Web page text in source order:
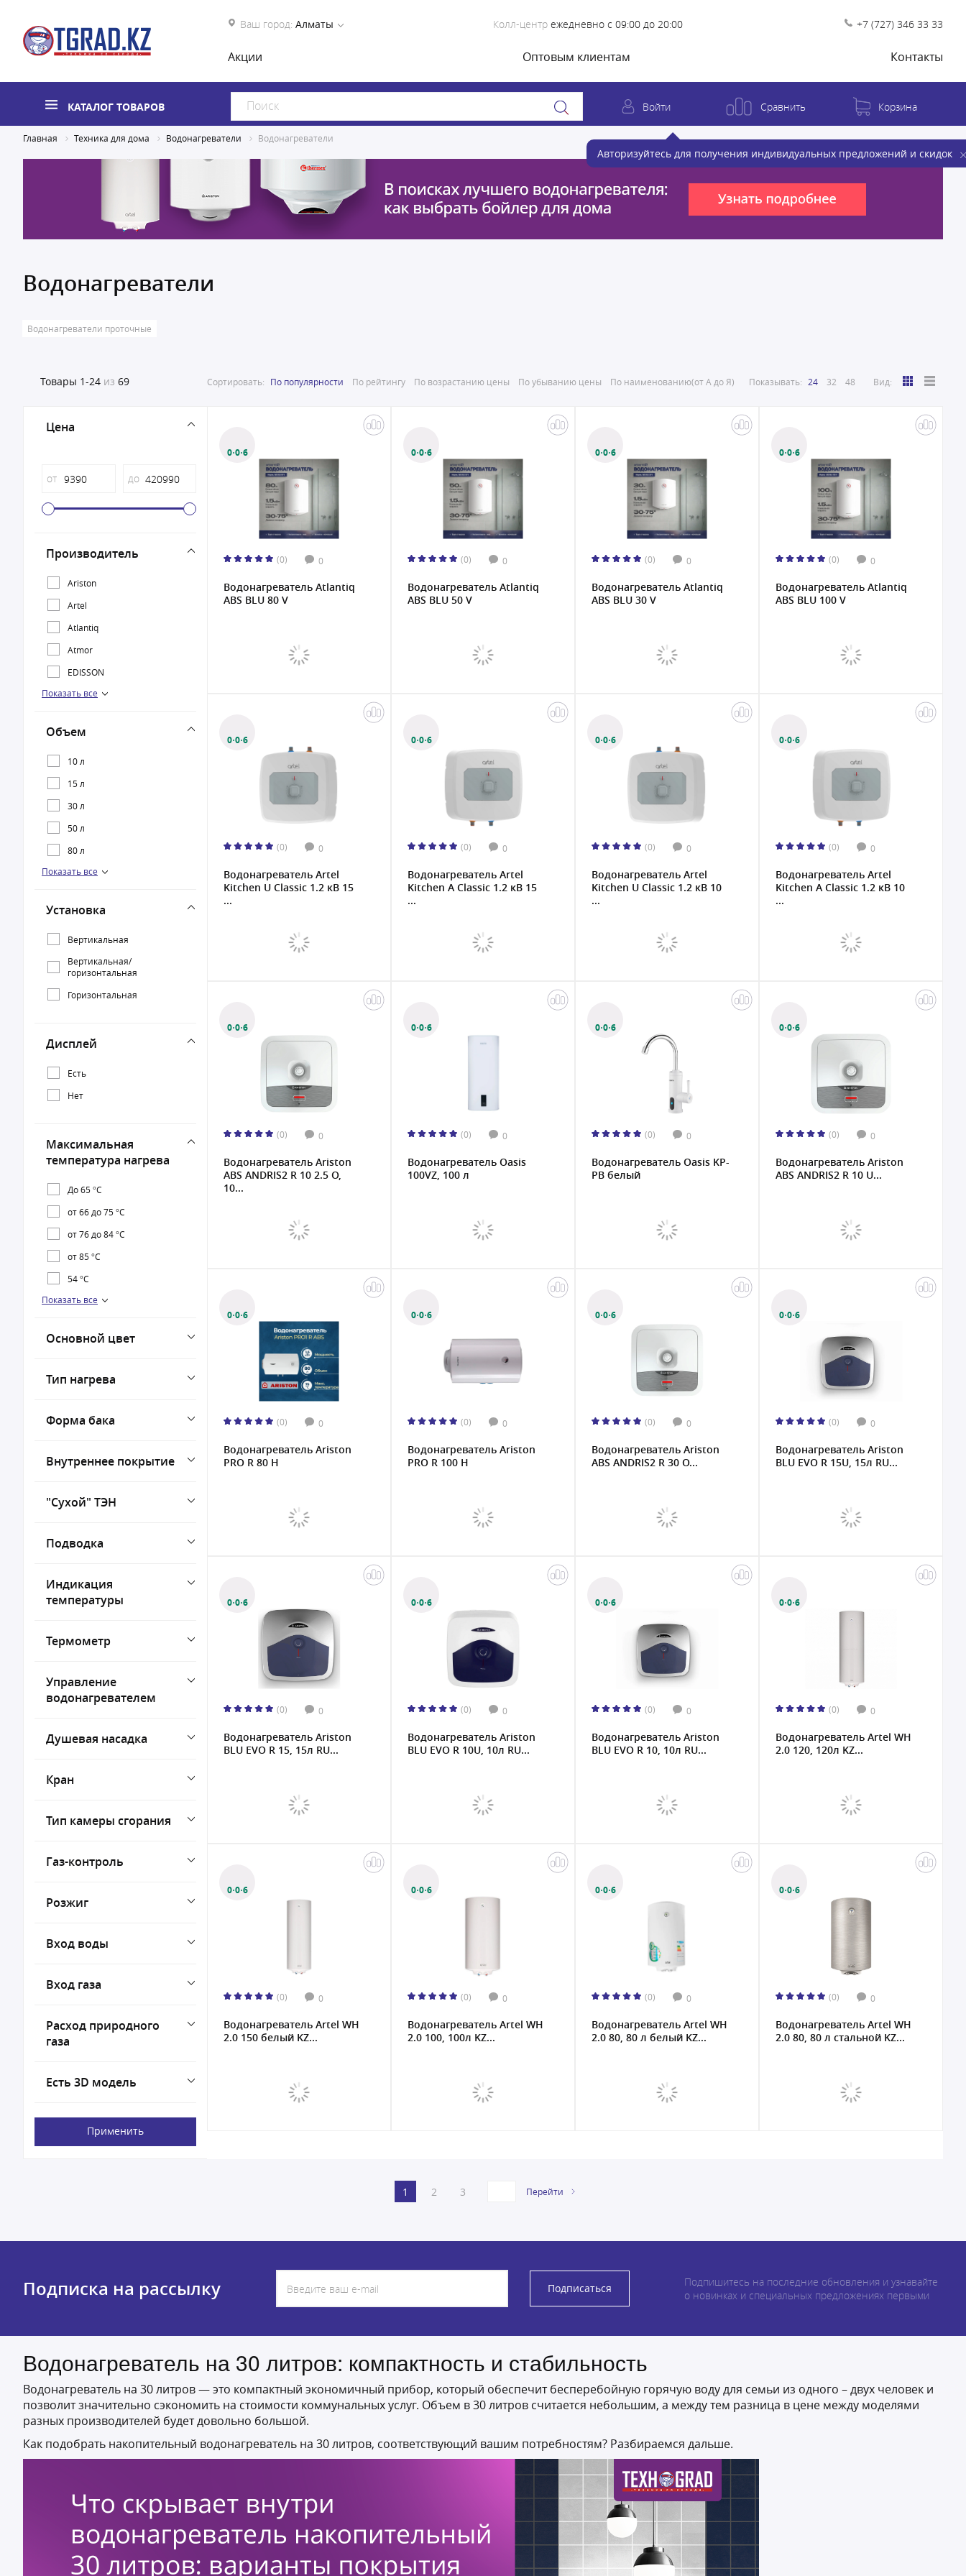
Ваш город: Алматы Колл-центр ежедневно с 09:00 до 20:00 +7 (727) 346 33 33
Акции Оптовым клиентам Контакты
КАТАЛОГ ТОВАРОВ Войти
Авторизуйтесь для получения индивидуальных предложений и скидок
Сравнить Корзина
Главная Техника для дома Водонагреватели Водонагреватели
Водонагреватели
Водонагреватели проточные
Товары 1-24 из 69 Сортировать: По популярности По рейтингу По возрастанию цены По убыванию цены По наименованию(от А до Я) Показывать: 24 32 48 Вид:
Цена
от до
Производитель
Ariston
Artel
Atlantiq
Atmor
EDISSON
Oasis
Показать все
Объем
10 л
15 л
30 л
50 л
80 л
100 л
150 л
300 л
Показать все
Установка
Вертикальная
Вертикальная/
горизонтальная
Горизонтальная
Дисплей
Есть
Нет
Максимальная
температура нагрева
До 65 °С
от 66 до 75 °С
от 76 до 84 °С
от 85 °С
54 °С
до 70 °С
до 80 °С
Показать все
Основной цвет
Тип нагрева
Форма бака
Внутреннее покрытие
"Сухой" ТЭН
Подводка
Индикация
температуры
Термометр
Управление
водонагревателем
Душевая насадка
Кран
Тип камеры сгорания
Газ-контроль
Розжиг
Вход воды
Вход газа
Расход природного
газа
Есть 3D модель
Применить
0·0·6
(0) 0
Водонагреватель Atlantiq
ABS BLU 80 V
0·0·6
(0) 0
Водонагреватель Atlantiq
ABS BLU 50 V
0·0·6
(0) 0
Водонагреватель Atlantiq
ABS BLU 30 V
0·0·6
(0) 0
Водонагреватель Atlantiq
ABS BLU 100 V
0·0·6
(0) 0
Водонагреватель Artel
Kitchen U Classic 1.2 кВ 15
...
0·0·6
(0) 0
Водонагреватель Artel
Kitchen A Classic 1.2 кВ 15
...
0·0·6
(0) 0
Водонагреватель Artel
Kitchen U Classic 1.2 кВ 10
...
0·0·6
(0) 0
Водонагреватель Artel
Kitchen A Classic 1.2 кВ 10
...
0·0·6
(0) 0
Водонагреватель Ariston
ABS ANDRIS2 R 10 2.5 O,
10...
0·0·6
(0) 0
Водонагреватель Oasis
100VZ, 100 л
0·0·6
(0) 0
Водонагреватель Oasis KP-
PB белый
0·0·6
(0) 0
Водонагреватель Ariston
ABS ANDRIS2 R 10 U...
0·0·6
(0) 0
Водонагреватель Ariston
PRO R 80 H
0·0·6
(0) 0
Водонагреватель Ariston
PRO R 100 H
0·0·6
(0) 0
Водонагреватель Ariston
ABS ANDRIS2 R 30 O...
0·0·6
(0) 0
Водонагреватель Ariston
BLU EVO R 15U, 15л RU...
0·0·6
(0) 0
Водонагреватель Ariston
BLU EVO R 15, 15л RU...
0·0·6
(0) 0
Водонагреватель Ariston
BLU EVO R 10U, 10л RU...
0·0·6
(0) 0
Водонагреватель Ariston
BLU EVO R 10, 10л RU...
0·0·6
(0) 0
Водонагреватель Artel WH
2.0 120, 120л KZ...
0·0·6
(0) 0
Водонагреватель Artel WH
2.0 150 белый KZ...
0·0·6
(0) 0
Водонагреватель Artel WH
2.0 100, 100л KZ...
0·0·6
(0) 0
Водонагреватель Artel WH
2.0 80, 80 л белый KZ...
0·0·6
(0) 0
Водонагреватель Artel WH
2.0 80, 80 л стальной KZ...
1 2 3 Перейти
Подписка на рассылку Подписаться
Подпишитесь на последние обновления и узнавайте
о новинках и специальных предложениях первыми
Водонагреватель на 30 литров: компактность и стабильность
Водонагреватель на 30 литров — это компактный экономичный прибор, который обеспечит бесперебойную горячую воду для семьи из одного – двух человек и
позволит значительно сэкономить на стоимости коммунальных услуг. Объем в 30 литров считается небольшим, а между тем разница в цене между моделями
разных производителей будет довольно большой.
Как подобрать накопительный водонагреватель на 30 литров, соответствующий вашим потребностям? Разбираемся дальше.